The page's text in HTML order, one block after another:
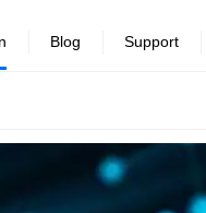
Blog Support